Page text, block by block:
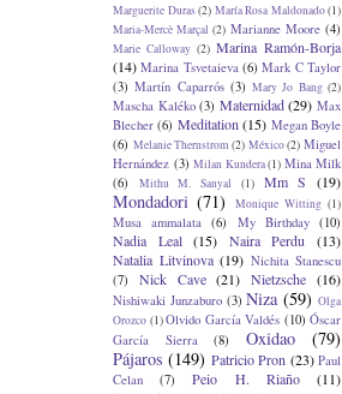
Marguerite Duras(2) María Rosa Maldonado(1)
Maria-Mercè Marçal (2) Marianne Moore (4)
Marie Calloway (2) Marina Ramón-Borja
(14) Marina Tsvetaieva (6) Mark C Taylor
(3) Martín Caparrós (3) Mary Jo Bang (2)
Mascha Kaléko (3) Maternidad (29) Max
Blecher (6) Meditation (15) Megan Boyle
(6) Melanie Thernstrom (2) México (2) Miguel
Hernández (3) Milan Kundera(1) Mina Milk
(6)
Mithu M. Sanyal (1) Mm S (19)
Mondadori (71) Monique Witting (1)
Musa ammalata (6) My Birthday (10)
Nadia Leal (15) Naira Perdu
(13)
Natalia Litvinova (19) Nichita Stanescu
(7)
Nick Cave (21) Nietzsche (16)
Nishiwaki Junzaburo (3) Niza (59) Olga
Orozco (1)Olvido García Valdés (10) Óscar
García Sierra
(8) Oxidao
(79)
Pájaros (149) Patricio Pron (23) Paul
Celan
(7) Peio H. Riaño
(11)